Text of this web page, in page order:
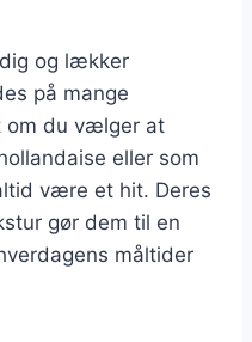
og lækker
på mange
om du vælger at
eller som
være et hit. Deres
gør dem til en
måltider